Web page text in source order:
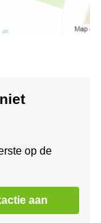
op de
aan